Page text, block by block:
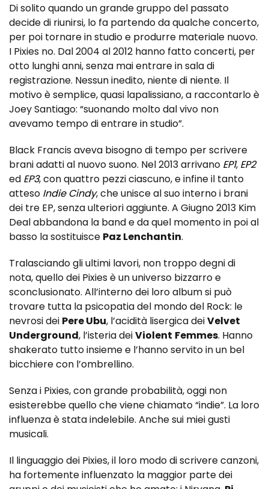
Di solito quando un grande gruppo del passato
decide di riunirsi, lo fa partendo da qualche concerto,
per poi tornare in studio e produrre materiale nuovo.
I Pixies no. Dal 2004 al 2012 hanno fatto concerti, per
otto lunghi anni, senza mai entrare in sala di
registrazione. Nessun inedito, niente di niente. Il
motivo è semplice, quasi lapalissiano, a raccontarlo è
Joey Santiago: “suonando molto dal vivo non
avevamo tempo di entrare in studio”.
Black Francis aveva bisogno di tempo per scrivere
brani adatti al nuovo suono. Nel 2013 arrivano EP1, EP2
ed EP3, con quattro pezzi ciascuno, e infine il tanto
atteso Indie Cindy, che unisce al suo interno i brani
dei tre EP, senza ulteriori aggiunte. A Giugno 2013 Kim
Deal abbandona la band e da quel momento in poi al
basso la sostituisce Paz Lenchantin.
Tralasciando gli ultimi lavori, non troppo degni di
nota, quello dei Pixies è un universo bizzarro e
sconclusionato. All’interno dei loro album si può
trovare tutta la psicopatia del mondo del Rock: le
nevrosi dei Pere Ubu, l’acidità lisergica deiVelvet
Underground, l’isteria deiViolent Femmes. Hanno
shakerato tutto insieme e l’hanno servito in un bel
bicchiere con l’ombrellino.
Senza i Pixies, con grande probabilità, oggi non
esisterebbe quello che viene chiamato “indie”. La loro
influenza è stata indelebile. Anche sui miei gusti
musicali.
Il linguaggio dei Pixies, il loro modo di scrivere canzoni,
ha fortemente influenzato la maggior parte dei